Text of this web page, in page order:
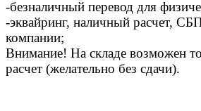
-безналичный перевод для
-эквайринг, наличный расчет,
компании;
Внимание! На складе возможен
расчет (желательно без сдачи).